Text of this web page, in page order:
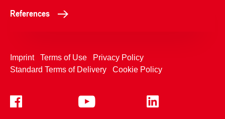
References
Imprint Terms of Use
Privacy Policy
Standard Terms of Delivery
Cookie Policy